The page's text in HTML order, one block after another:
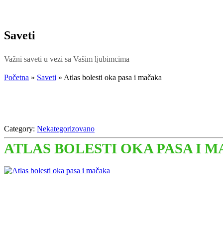
Saveti
Važni saveti u vezi sa Vašim ljubimcima
Početna » Saveti » Atlas bolesti oka pasa i mačaka
Category: Nekategorizovano
ATLAS BOLESTI OKA PASA I